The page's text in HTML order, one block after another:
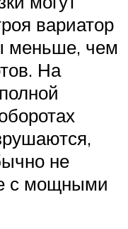
вариатор
меньше, чем
На
не
с мощными